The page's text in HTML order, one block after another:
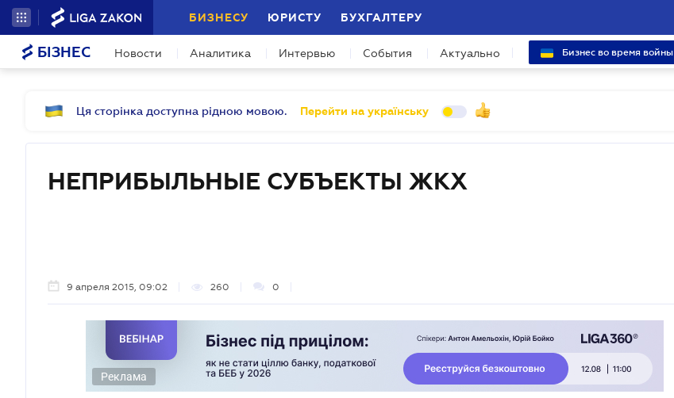
БИЗНЕСУ ЮРИСТУ БУХГАЛТЕРУ
БІЗНЕС Новости Аналитика Интервью События Актуально Бизнес во время войны
Ця сторінка доступна рідною мовою. Перейти на українську
НЕПРИБЫЛЬНЫЕ СУБЪЕКТЫ ЖКХ
9 апреля 2015, 09:02 260 0
Реклама